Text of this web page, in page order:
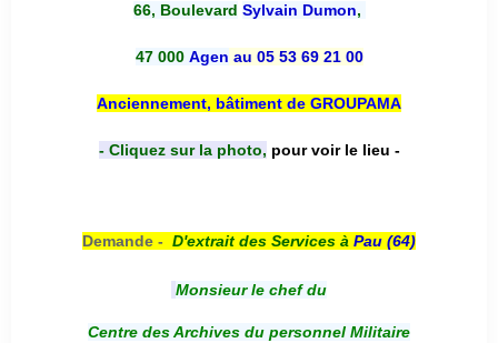
66, Boulevard Sylvain Dumon,
47 000 Agen au 05 53 69 21 00
Anciennement, bâtiment de GROUPAMA
- Cliquez sur la photo, pour voir le lieu -
Demande - D'extrait des Services à Pau (64)
Monsieur le chef du
Centre des Archives du personnel Militaire